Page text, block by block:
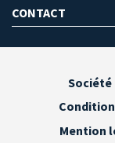
CONTACT
Société
Mention